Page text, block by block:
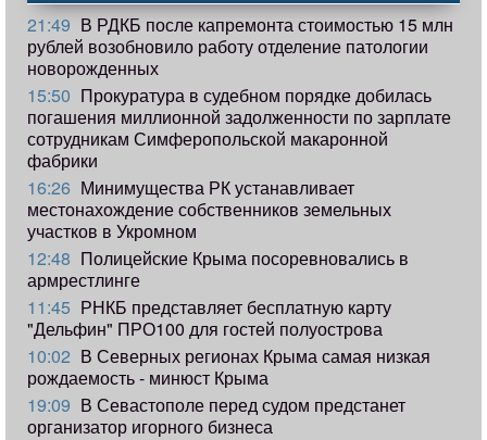
21:49 В РДКБ после капремонта стоимостью 15 млн
рублей возобновило работу отделение патологии
новорожденных
15:50 Прокуратура в судебном порядке добилась
погашения миллионной задолженности по зарплате
сотрудникам Симферопольской макаронной
фабрики
16:26 Минимущества РК устанавливает
местонахождение собственников земельных
участков в Укромном
12:48 Полицейские Крыма посоревновались в
армрестлинге
11:45 РНКБ представляет бесплатную карту
"Дельфин" ПРО100 для гостей полуострова
10:02 В Северных регионах Крыма самая низкая
рождаемость - минюст Крыма
19:09 В Севастополе перед судом предстанет
организатор игорного бизнеса